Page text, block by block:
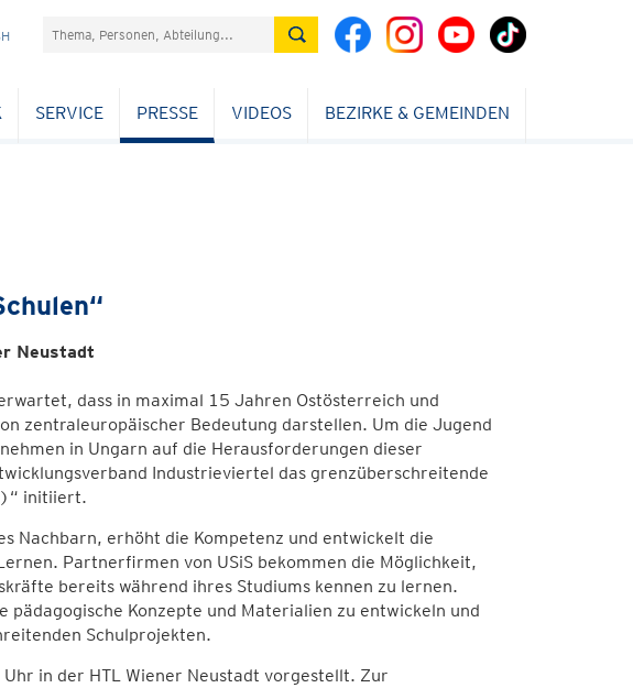
Suchefeld
SERVICE PRESSE VIDEOS BEZIRKE & GEMEINDEN
Neustadt
dass in maximal 15 Jahren Ostösterreich und
zentraleuropäischer Bedeutung darstellen. Um die Jugend
in Ungarn auf die Herausforderungen dieser
Industrieviertel das grenzüberschreitende
initiiert.
Nachbarn, erhöht die Kompetenz und entwickelt die
Partnerfirmen von USiS bekommen die Möglichkeit,
bereits während ihres Studiums kennen zu lernen.
pädagogische Konzepte und Materialien zu entwickeln und
Schulprojekten.
in der HTL Wiener Neustadt vorgestellt. Zur